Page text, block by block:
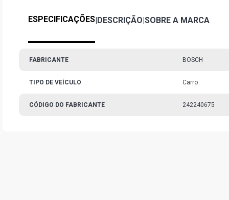
ESPECIFICAÇÕES|DESCRIÇÃO|SOBRE A MARCA
FABRICANTE BOSCH
TIPO DE VEÍCULO Carro
CÓDIGO DO FABRICANTE 242240675